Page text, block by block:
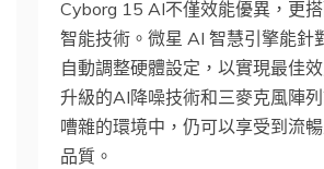
Cyborg 15 AI不僅效能優異，更
智能技術。微星 AI 智慧引擎能針
自動調整硬體設定，以實現最佳
升級的AI降噪技術和三麥克風陣
嘈雜的環境中，仍可以享受到流
品質。